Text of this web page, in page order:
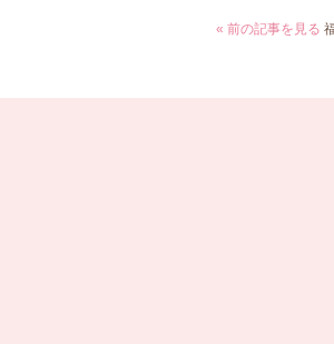
« 前の記事を見る